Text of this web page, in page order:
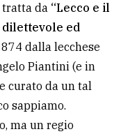
tratta da “Lecco e il
dilettevole ed
dalla lecchese
Piantini (e in
curato da un tal
sappiamo.
ma un regio